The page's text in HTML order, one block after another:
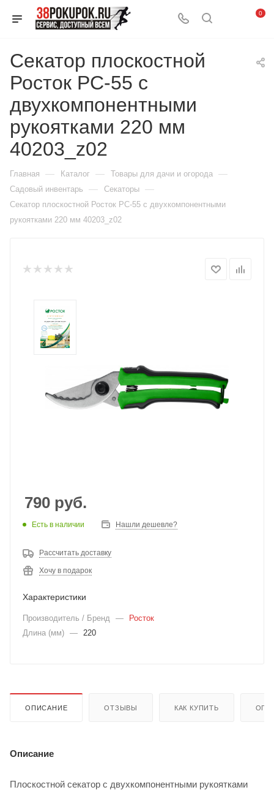
0
Секатор плоскостной
Росток PC-55 с
двухкомпонентными
рукоятками 220 мм
40203_z02
Главная — Каталог — Товары для дачи и огорода —
Садовый инвентарь — Секаторы —
Секатор плоскостной Росток PC-55 с двухкомпонентными
рукоятками 220 мм 40203_z02
790 руб.
Есть в наличии Нашли дешевле?
Рассчитать доставку
Хочу в подарок
Характеристики
Производитель / Бренд —
Росток
Длина (мм) — 220
ОПИСАНИЕ ОТЗЫВЫ КАК КУПИТЬ
Описание
Плоскостной секатор с двухкомпонентными рукоятками